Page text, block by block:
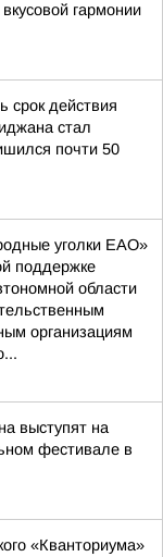
гармонии
срок действия
стал
почти 50
уголки ЕАО»
поддержке
области
организациям
выступят на
фестивале в
«Кванториума»